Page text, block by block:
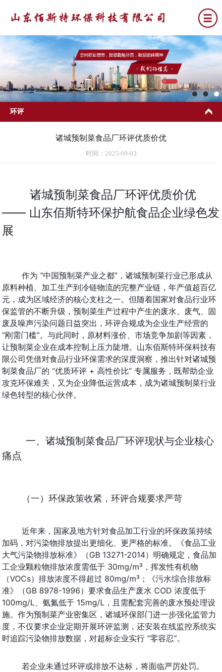
关于我们
公司新闻
环评
排污许可
竣工环保验收
环保应急预案
环评
诸城预制菜食品厂环评优质价优
时间：2025-09-03
诸城预制菜食品厂环评优质价优
—— 山东佰斯特环保护航食品企业绿色发
展
作为 “中国预制菜产业之都”，诸城预制菜行业已形成从
原料种植、加工生产到冷链物流的完整产业链，年产值超百亿
元，成为区域经济的核心支柱之一。但随着国家对食品行业环
保监管的不断升级，预制菜生产过程中产生的废水、废气、固
废及噪声污染问题日益突出，环评合规成为企业生产经营的
“刚需门槛”。与此同时，原材料涨价、市场竞争加剧等因素，
让预制菜企业在成本控制上压力陡增。山东佰斯特环保科技有
限公司凭借对食品行业环保需求的深度洞察，推出针对诸城预
制菜食品厂的 “优质环评 + 高性价比” 专属服务，既帮助企业
攻克环保难关，又为企业降低运营成本，成为诸城预制菜行业
绿色转型的核心伙伴。
一、诸城预制菜食品厂环评现状与企业核心
痛点
（一）环保政策收紧，环评合规要求严苛
近年来，国家及地方针对食品加工行业的环保政策持续
加码，对污染物排放提出更细化、更严格的标准。《食品工业
大气污染物排放标准》（GB 13271-2014）明确规定，食品加
工企业颗粒物排放浓度需低于 30mg/m³，挥发性有机物
（VOCs）排放浓度不得超过 80mg/m³；《污水综合排放标
准》（GB 8978-1996）要求食品生产废水 COD 浓度低于
100mg/L、氨氮低于 15mg/L，且需配套完善的废水预处理设
施。作为预制菜产业密集区，诸城环保部门进一步强化监管力
度，不仅要求企业定期开展环评监测，还安装在线监控系统实
时追踪污染物排放数据，对超标企业实行 “零容忍”。
若企业未通过环评或排放不达标，将面临严厉处罚。